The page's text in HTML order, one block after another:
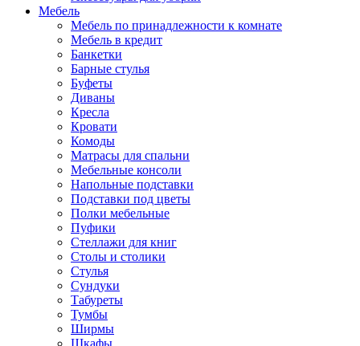
Мебель
Мебель по принадлежности к комнате
Мебель в кредит
Банкетки
Барные стулья
Буфеты
Диваны
Кресла
Кровати
Комоды
Матрасы для спальни
Мебельные консоли
Напольные подставки
Подставки под цветы
Полки мебельные
Пуфики
Стеллажи для книг
Столы и столики
Стулья
Сундуки
Табуреты
Тумбы
Ширмы
Шкафы